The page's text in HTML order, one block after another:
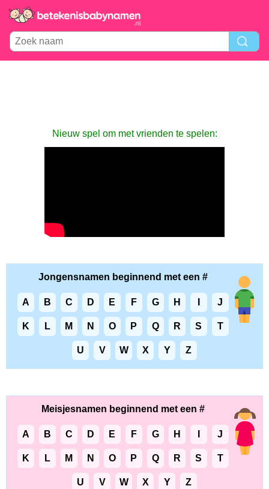
Nieuw spel om met vrienden te spelen:
Jongensnamen beginnend met een #
A B C D E F G H J
K L M N O P Q R S T
U V W X Y Z
Meisjesnamen beginnend met een #
A B C D E F G H J
K L M N O P Q R S T
U V W X Y Z